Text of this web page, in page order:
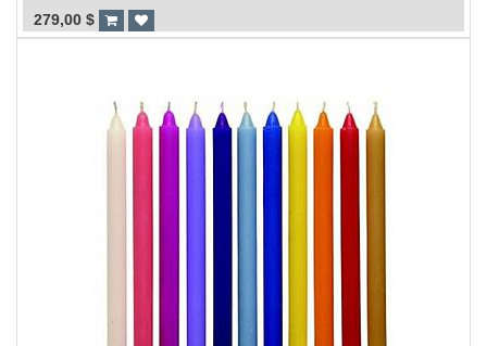
279,00 $